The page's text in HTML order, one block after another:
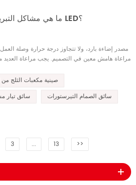
ما هي مشاكل التبريد الشائعة لبرامج تشغيل LED؟
مراعاة هامش معين في التصميم. يجب مراعاة العديد
صينية مكعبات الثلج
سائق تيار
سائق الصمام التيرستورات
3 ... 13 >>